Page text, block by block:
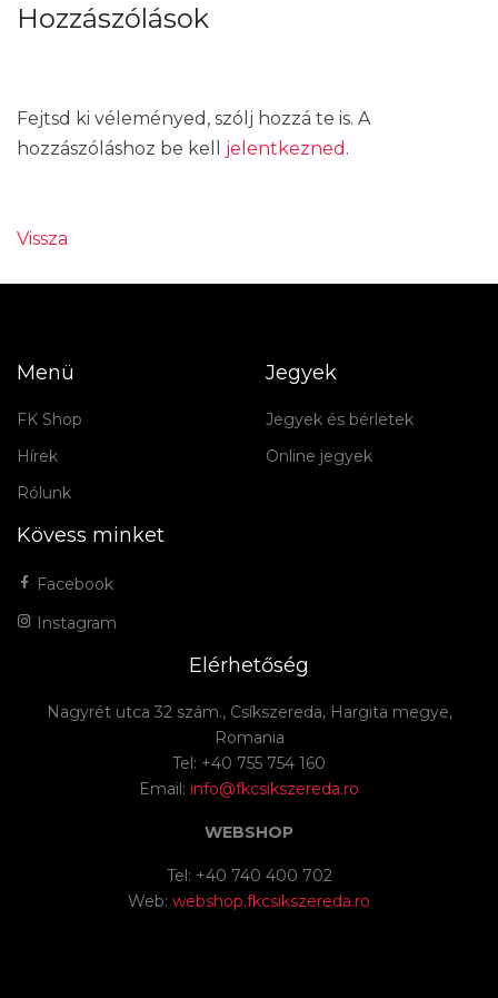
Hozzászólások
Fejtsd ki véleményed, szólj hozzá te is. A
hozzászóláshoz be kell jelentkezned .
Vissza
Menü
FK Shop
Hírek
Rólunk
Jegyek
Jegyek és bérletek
Online jegyek
Kövess minket
Facebook
Instagram
Elérhetőség
Nagyrét utca 32 szám., Csíkszereda, Hargita megye,
Romania
Tel: +40 755 754 160
Email: info@fkcsikszereda.ro
WEBSHOP
Tel: +40 740 400 702
Web: webshop.fkcsikszereda.ro